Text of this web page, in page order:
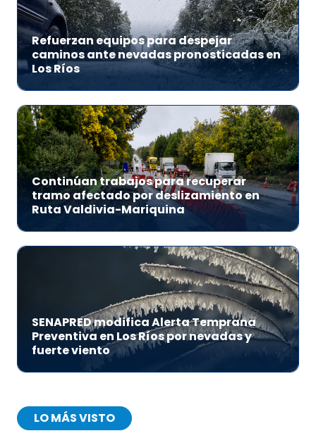
Refuerzan equipos para despejar
caminos ante nevadas pronosticadas en
Los Ríos
Continúan trabajos para recuperar
tramo afectado por deslizamiento en
Ruta Valdivia-Mariquina
SENAPRED modifica Alerta Temprana
Preventiva en Los Ríos por nevadas y
fuerte viento
LO MÁS VISTO